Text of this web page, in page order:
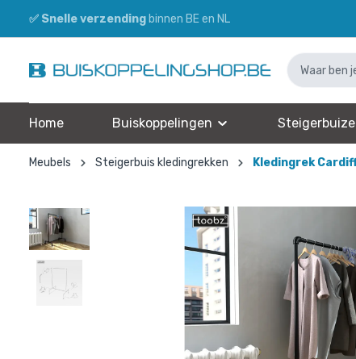
✅ Snelle verzending binnen BE en NL
Home Buiskoppelingen
Meubels Steigerbuis kledingrekken Kledingrek